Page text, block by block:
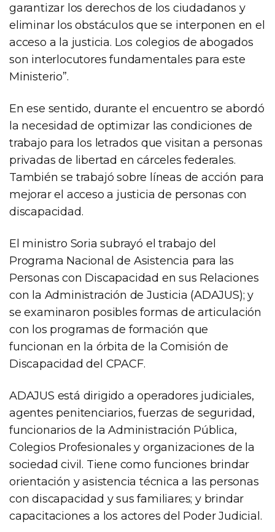
garantizar los derechos de los ciudadanos y
eliminar los obstáculos que se interponen en el
acceso a la justicia. Los colegios de abogados
son interlocutores fundamentales para este
Ministerio”.
En ese sentido, durante el encuentro se abordó
la necesidad de optimizar las condiciones de
trabajo para los letrados que visitan a personas
privadas de libertad en cárceles federales.
También se trabajó sobre líneas de acción para
mejorar el acceso a justicia de personas con
discapacidad.
El ministro Soria subrayó el trabajo del
Programa Nacional de Asistencia para las
Personas con Discapacidad en sus Relaciones
con la Administración de Justicia (ADAJUS); y
se examinaron posibles formas de articulación
con los programas de formación que
funcionan en la órbita de la Comisión de
Discapacidad del CPACF.
ADAJUS está dirigido a operadores judiciales,
agentes penitenciarios, fuerzas de seguridad,
funcionarios de la Administración Pública,
Colegios Profesionales y organizaciones de la
sociedad civil. Tiene como funciones brindar
orientación y asistencia técnica a las personas
con discapacidad y sus familiares; y brindar
capacitaciones a los actores del Poder Judicial.